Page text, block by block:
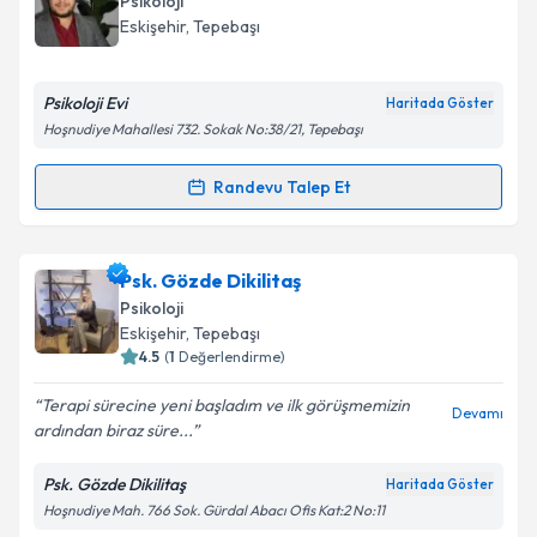
oluşturun. Size bu uzmandan randevu almanız için bir
takvim hazırlandığında e-posta ile bilgilendireceğiz.
Kişisel verilerimin işlenmesine ilişkin
Takvim Talebini Gönder
Psikoloji
Eskişehir, Tepebaşı
Psikoloji Evi
Hoşnudiye Mahallesi 732. Sokak No:38/21, Tepebaşı
Randevu Talep Et
Randevu Takvimi Talebi
Uzm. Psk. Deniz Uzaniçin randevu takvimi talebi
oluşturun. Size bu uzmandan randevu almanız için bir
takvim hazırlandığında e-posta ile bilgilendireceğiz.
E-posta Adresiniz
Kişisel verilerimin işlenmesine ilişkinAydınlatma
Psk. Gözde Dikilitaş
Psikoloji
Eskişehir, Tepebaşı
( Değerlendirme)
Terapi sürecine yeni başladım ve ilk görüşmemizin
ardından biraz süre...
Psk. Gözde Dikilitaş
Hoşnudiye Mah. 766 Sok. Gürdal Abacı Ofis Kat:2 No:11